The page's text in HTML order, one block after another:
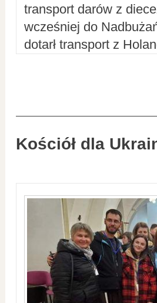
transport darów z
wcześniej do
dotarł transport z
Kościół dla